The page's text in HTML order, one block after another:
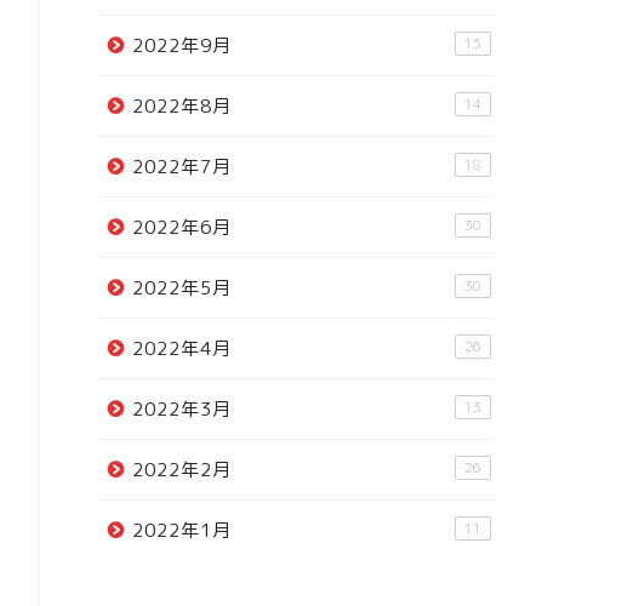
2022年9月 15
2022年8月 14
2022年7月 18
2022年6月 30
2022年5月 30
2022年4月 26
2022年3月 13
2022年2月 26
2022年1月 11